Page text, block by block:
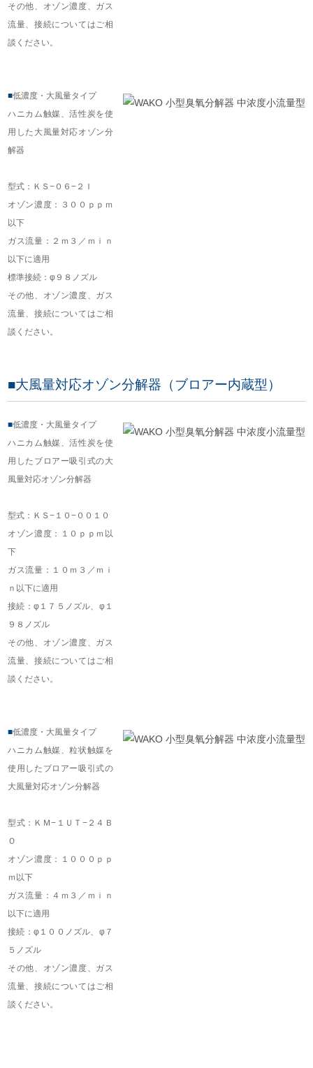
その他、オゾン濃度、ガス
流量、接続についてはご相
談ください。
■低濃度・大風量タイプ
ハニカム触媒、活性炭を使
用した大風量対応オゾン分
解器
型式：ＫＳ−０６−２Ｉ
オゾン濃度：３００ｐｐｍ
以下
ガス流量：２ｍ３／ｍｉｎ
以下に適用
標準接続：φ９８ノズル
その他、オゾン濃度、ガス
流量、接続についてはご相
談ください。
■大風量対応オゾン分解器（ブロアー内蔵型）
■低濃度・大風量タイプ
ハニカム触媒、活性炭を使
用したブロアー吸引式の大
風量対応オゾン分解器
型式：ＫＳ−１０−００１０
オゾン濃度：１０ｐｐｍ以
下
ガス流量：１０ｍ３／ｍｉ
ｎ以下に適用
接続：φ１７５ノズル、φ１
９８ノズル
その他、オゾン濃度、ガス
流量、接続についてはご相
談ください。
■低濃度・大風量タイプ
ハニカム触媒、粒状触媒を
使用したブロアー吸引式の
大風量対応オゾン分解器
型式：ＫＭ−１ＵＴ−２４Ｂ
Ｏ
オゾン濃度：１０００ｐｐ
ｍ以下
ガス流量：４ｍ３／ｍｉｎ
以下に適用
接続：φ１００ノズル、φ７
５ノズル
その他、オゾン濃度、ガス
流量、接続についてはご相
談ください。